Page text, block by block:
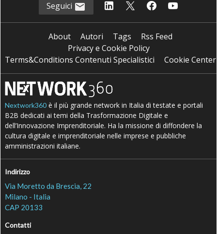
Seguici
About Autori Tags
Rss Feed
Privacy e Cookie Policy
Terms&Conditions Contenuti Specialistici
Cookie Center
Nextwork360 è il più grande network in Italia di testate e portali
B2B dedicati ai temi della Trasformazione Digitale e
dell’Innovazione Imprenditoriale. Ha la missione di diffondere la
cultura digitale e imprenditoriale nelle imprese e pubbliche
amministrazioni italiane.
Indirizzo
Via Moretto da Brescia, 22
Milano - Italia
CAP 20133
Contatti